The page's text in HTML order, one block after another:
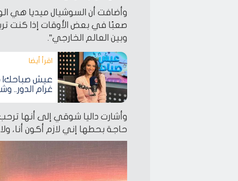
وأضافت أن السوشيال ميديا هي
صعبًا في بعض الأوقات إذا كنت
وبين العالم الخارجي”.
اقرأ أيضا‎
عيش صباحك|
غرام
وأشارت داليا شوقي إلى أنها
حاجة بحطها إني لازم أكون أنا،